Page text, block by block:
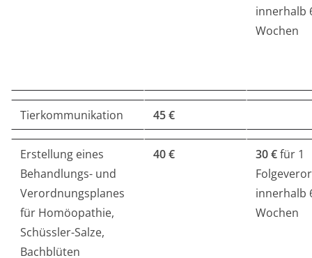
innerhalb
Wochen
Tierkommunikation 45 €
Erstellung eines
Behandlungs- und
Verordnungsplanes
für Homöopathie,
Schüssler-Salze,
Bachblüten
40 € 30 €für 1
innerhalb
Wochen